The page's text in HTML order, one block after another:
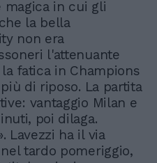
in cui gli
la bella
non era
l'attenuante
fatica in Champions
di riposo. La partita
vantaggio Milan e
poi dilaga.
Lavezzi ha il via
tardo pomeriggio,